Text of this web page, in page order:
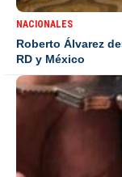
NACIONALES
Roberto Álvarez
RD y México